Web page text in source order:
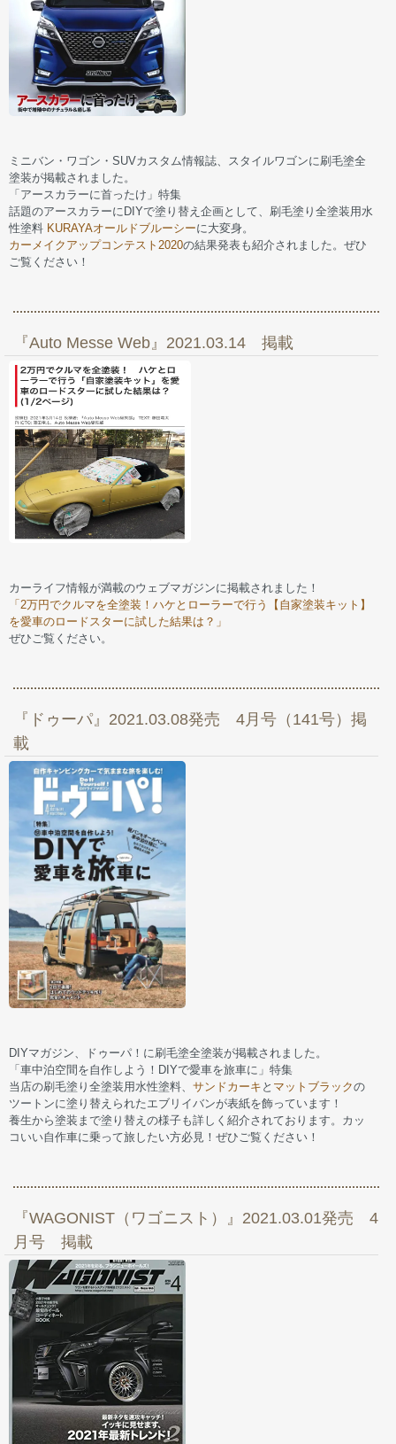
ミニバン・ワゴン・SUVカスタム情報誌、スタイルワゴンに刷毛塗全
塗装が掲載されました。
「アースカラーに首ったけ」特集
話題のアースカラーにDIYで塗り替え企画として、刷毛塗り全塗装用水
性塗料 KURAYAオールドブルーシーに大変身。
カーメイクアップコンテスト2020の結果発表も紹介されました。ぜひ
ご覧ください！
『Auto Messe Web』2021.03.14 掲載
カーライフ情報が満載のウェブマガジンに掲載されました！
「2万円でクルマを全塗装！ハケとローラーで行う【自家塗装キット】
を愛車のロードスターに試した結果は？」
ぜひご覧ください。
『ドゥーパ』2021.03.08発売 4月号（141号）掲
載
DIYマガジン、ドゥーパ！に刷毛塗全塗装が掲載されました。
「車中泊空間を自作しよう！DIYで愛車を旅車に」特集
当店の刷毛塗り全塗装用水性塗料、 サンドカーキ と マットブラックの
ツートンに塗り替えられたエブリイバンが表紙を飾っています！
養生から塗装まで塗り替えの様子も詳しく紹介されております。カッ
コいい自作車に乗って旅したい方必見！ぜひご覧ください！
『WAGONIST（ワゴニスト）』2021.03.01発売 4
月号 掲載